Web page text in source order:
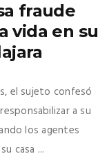
fraude
vida en su
el sujeto confesó
a su
los agentes
casa ...